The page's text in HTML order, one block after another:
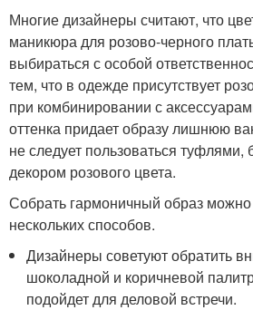
Многие дизайнеры считают, что
маникюра для розово-черного
выбираться с особой
тем, что в одежде присутствует
при комбинировании с
оттенка придает образу лишнюю
не следует пользоваться
декором розового цвета.
Собрать гармоничный образ
нескольких способов.
Дизайнеры советуют обратить
шоколадной и коричневой
подойдет для деловой встречи.